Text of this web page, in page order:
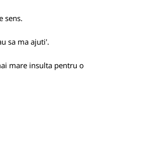
sens.
sa ma ajuti'.
mare insulta pentru o